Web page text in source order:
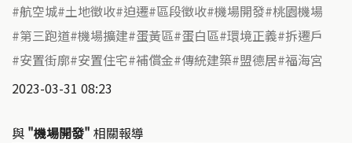
航空城 土地徵收 迫遷 區段徵收 機場開發 桃園機場
第三跑道 機場擴建 蛋黃區 蛋白區 環境正義 拆遷戶
安置街廓 安置住宅 補償金 傳統建築 盟德居 福海宮
2023-03-31 08:23
與 "機場開發" 相關報導